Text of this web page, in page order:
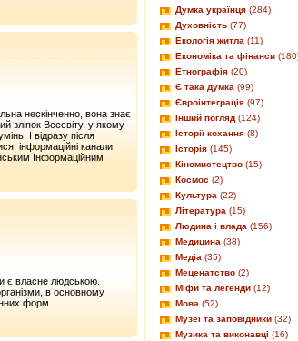
нескінченно, вона знає
зліпок Всесвіту, у якому
І відразу після
інформаційні канали
Інформаційним
є власне людською.
в основному
форм.
Думка українця (284)
Духовність (77)
Екологія житла (11)
Економіка та фінанси
Етнографія (20)
Є така думка (99)
Євроінтеграція (97)
Інший погляд (124)
Історії кохання (8)
Історія (145)
Кіномистецтво (15)
Космос (2)
Культура (22)
Література (15)
Людина і влада (156)
Медицина (38)
Медіа (35)
Меценатство (2)
Міфи та легенди (12)
Мова (52)
Музеї та заповідники (32)
Музика та виконавці (16)